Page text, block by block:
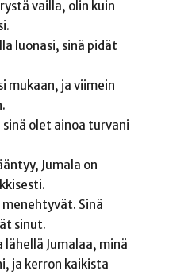
vailla, olin kuin
luonasi, sinä pidät
mukaan, ja viimein
olet ainoa turvani
Jumala on
Sinä
sinut.
Jumalaa, minä
ja kerron kaikista